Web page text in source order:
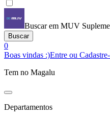
Buscar em MUV
Buscar
0
Boas vindas :)Entre ou
Tem no Magalu
Departamentos